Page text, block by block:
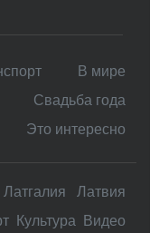
В мире
Свадьбa года
Это интересно
Латгалия
Латвия
Культура Видео